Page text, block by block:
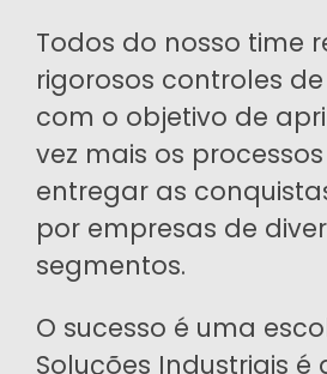
Todos do nosso time
rigorosos controles
com o objetivo de
vez mais os
entregar as
por empresas de
segmentos.
O sucesso é uma
Soluções Industriais é